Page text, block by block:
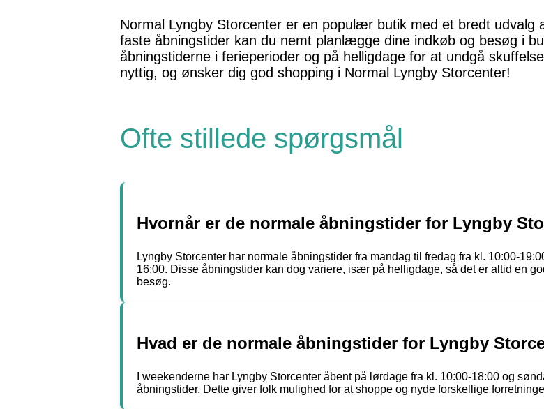
Normal Lyngby Storcenter er en populær butik med et bredt udvalg
faste åbningstider kan du nemt planlægge dine indkøb og besøg i
åbningstiderne i ferieperioder og på helligdage for at undgå
nyttig, og ønsker dig god shopping i Normal Lyngby Storcenter!
Ofte stillede spørgsmål
Hvornår er de normale åbningstider for Lyngby
Lyngby Storcenter har normale åbningstider fra mandag til fredag fra kl. 10:00-
16:00. Disse åbningstider kan dog variere, især på helligdage, så det er altid en
besøg.
Hvad er de normale åbningstider for Lyngby
I weekenderne har Lyngby Storcenter åbent på lørdage fra kl. 10:00-18:00 og
åbningstider. Dette giver folk mulighed for at shoppe og nyde forskellige